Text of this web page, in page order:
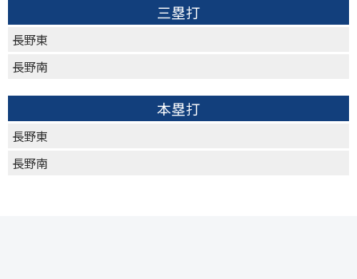
三塁打
長野東
長野南
本塁打
長野東
長野南